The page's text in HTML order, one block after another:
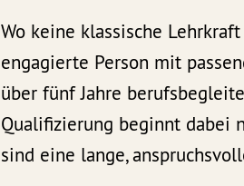
Wo keine klassische
engagierte Person mit
über fünf Jahre
Qualifizierung beginnt dabei
sind eine lange,